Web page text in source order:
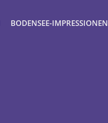
BODENSEE-IMPRESSIONEN